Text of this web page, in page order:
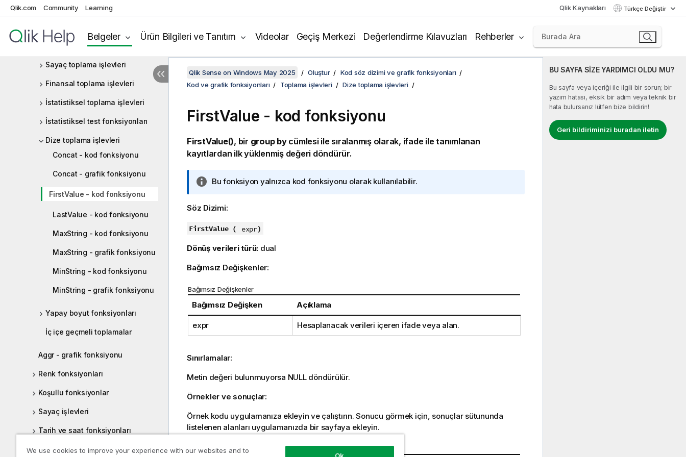
Qlik.com Community Learning Qlik Kaynakları Türkçe Değiştir
Belgeler Ürün Bilgileri ve Tanıtım Videolar Geçiş Merkezi Değerlendirme Kılavuzları Rehberler
Kod ve grafik fonksiyonları
Toplama işlevleri
Temel toplama işlevleri
Sayaç toplama işlevleri
Finansal toplama işlevleri
İstatistiksel toplama işlevleri
İstatistiksel test fonksiyonları
Dize toplama işlevleri
Concat - kod fonksiyonu
Concat - grafik fonksiyonu
FirstValue - kod fonksiyonu
LastValue - kod fonksiyonu
MaxString - kod fonksiyonu
MaxString - grafik fonksiyonu
MinString - kod fonksiyonu
MinString - grafik fonksiyonu
Yapay boyut fonksiyonları
İç içe geçmeli toplamalar
Aggr - grafik fonksiyonu
Renk fonksiyonları
Koşullu fonksiyonlar
Sayaç işlevleri
Tarih ve saat fonksiyonları
Üstel ve logaritmik fonksiyonlar
BU SAYFA SİZE YARDIMCI OLDU MU?
Bu sayfa veya içeriği ile ilgili bir sorun; bir
yazım hatası, eksik bir adım veya teknik bir
hata bulursanız lütfen bize bildirin!
Geri bildiriminizi buradan iletin
Qlik Sense on Windows May 2025 Oluştur
Kod söz dizimi ve grafik fonksiyonları
Kod ve grafik fonksiyonları
Toplama işlevleri Dize toplama işlevleri
FirstValue - kod fonksiyonu
FirstValue(), bir group bycümlesi ile sıralanmış olarak, ifade ile tanımlanan
kayıtlardan ilk yüklenmiş değeri döndürür.
B
i
o
u
Bu fonksiyon yalnızca kod fonksiyonu olarak kullanılabilir.
Söz Dizimi:
FirstValue ( expr)
Dönüş verileri türü: dual
Bağımsız Değişkenler:
Bağımsız Değişkenler
Bağımsız Değişken Açıklama
expr Hesaplanacak verileri içeren ifade veya alan.
Sınırlamalar:
Metin değeri bulunmuyorsa NULLdöndürülür.
Örnekler ve sonuçlar:
Örnek kodu uygulamanıza ekleyin ve çalıştırın. Sonucu görmek için, sonuçlar sütununda
listelenen alanları uygulamanızda bir sayfaya ekleyin.
Sonuç verileri
We use cookies to improve your experience with our websites and to